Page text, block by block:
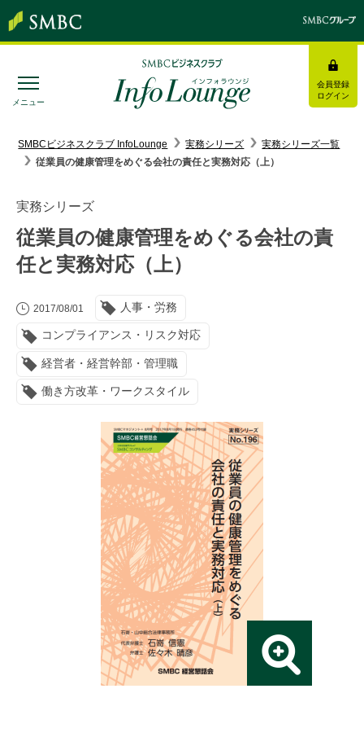
メニュー
会員登録
ログイン
みんなの研修
トピックス＆インフォメーション
お役立ち情報
インタビュー・レポート
資料ダウンロード
本サイトのご利用にあたって
SMBCビジネスクラブ InfoLounge 実務シリーズ
実務シリーズ一覧
従業員の健康管理をめぐる会社の責任と実務対応（上）
実務シリーズ
従業員の健康管理をめぐる会社の責
任と実務対応（上）
2017/08/01 人事・労務
コンプライアンス・リスク対応
経営者・経営幹部・管理職
働き方改革・ワークスタイル